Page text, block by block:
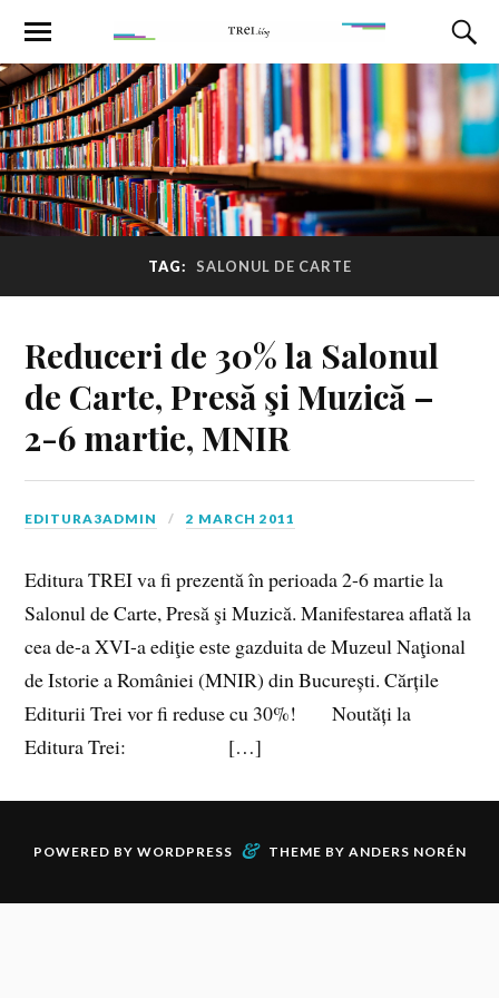
TAG: SALONUL DE CARTE
Reduceri de 30% la Salonul
de Carte, Presă şi Muzică –
2-6 martie, MNIR
EDITURA3ADMIN 2 MARCH 2011
Editura TREI va fi prezentă în perioada 2-6 martie la
Salonul de Carte, Presă şi Muzică. Manifestarea aflată la
cea de-a XVI-a ediţie este gazduita de Muzeul Naţional
de Istorie a României (MNIR) din București. Cărțile
Editurii Trei vor fi reduse cu 30%! Noutăți la
Editura Trei: […]
POWERED BY WORDPRESS & THEME BY ANDERS NORÉN